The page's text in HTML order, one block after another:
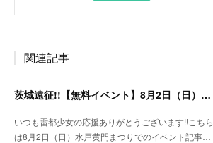
関連記事
茨城遠征!!【無料イベント】8月2日（日）水戸黄門まつり
いつも雷都少女の応援ありがとうございます!!こちら
は8月2日（日）水戸黄門まつりでのイベント記事…